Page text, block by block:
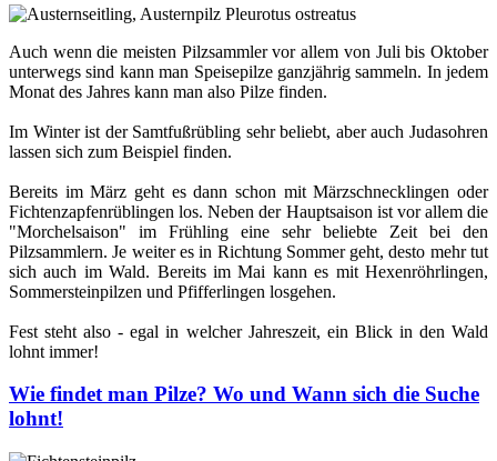
Auch wenn die meisten Pilzsammler vor allem von Juli bis Oktober
unterwegs sind kann man Speisepilze ganzjährig sammeln. In jedem
Monat des Jahres kann man also Pilze finden.
Im Winter ist der Samtfußrübling sehr beliebt, aber auch Judasohren
lassen sich zum Beispiel finden.
Bereits im März geht es dann schon mit Märzschnecklingen oder
Fichtenzapfenrüblingen los. Neben der Hauptsaison ist vor allem die
"Morchelsaison" im Frühling eine sehr beliebte Zeit bei den
Pilzsammlern. Je weiter es in Richtung Sommer geht, desto mehr tut
sich auch im Wald. Bereits im Mai kann es mit Hexenröhrlingen,
Sommersteinpilzen und Pfifferlingen losgehen.
Fest steht also - egal in welcher Jahreszeit, ein Blick in den Wald
lohnt immer!
Wie findet man Pilze? Wo und Wann sich die Suche
lohnt!